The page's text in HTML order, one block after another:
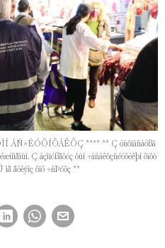
**** ** Ç öùôïãñáößá
Ç äçìïóßåõóç ôùí ÷áñáêôçñéóôéêþí ôïõò
ìå åõèýíç ôïõ ÷ñÞóôç **